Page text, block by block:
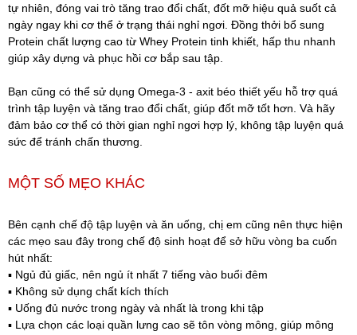
tự nhiên, đóng vai trò tăng trao đổi chất, đốt mỡ hiệu quả suốt cả
ngày ngay khi cơ thể ở trạng thái nghỉ ngơi. Đồng thởi bổ sung
Protein chất lượng cao từ Whey Protein tinh khiết, hấp thu nhanh
giúp xây dựng và phục hồi cơ bắp sau tập.
Bạn cũng có thể sử dụng Omega-3 - axit béo thiết yếu hỗ trợ quá
trình tập luyện và tăng trao đổi chất, giúp đốt mỡ tốt hơn. Và hãy
đảm bảo cơ thể có thời gian nghỉ ngơi hợp lý, không tập luyện quá
sức để tránh chấn thương.
MỘT SỐ MẸO KHÁC
Bên cạnh chế độ tập luyện và ăn uống, chị em cũng nên thực hiện
các mẹo sau đây trong chế độ sinh hoạt để sở hữu vòng ba cuốn
hút nhất:
▪️ Ngủ đủ giấc, nên ngủ ít nhất 7 tiếng vào buổi đêm
▪️ Không sử dụng chất kích thích
▪️ Uống đủ nước trong ngày và nhất là trong khi tập
▪️ Lựa chọn các loại quần lưng cao sẽ tôn vòng mông, giúp mông